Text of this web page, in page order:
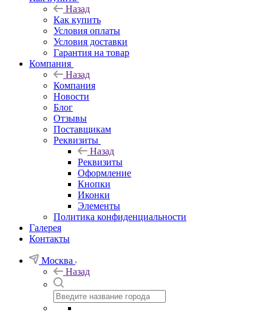
Назад
Как купить
Условия оплаты
Условия доставки
Гарантия на товар
Компания
Назад
Компания
Новости
Блог
Отзывы
Поставщикам
Реквизиты
Назад
Реквизиты
Оформление
Кнопки
Иконки
Элементы
Политика конфиденциальности
Галерея
Контакты
Москва
Назад